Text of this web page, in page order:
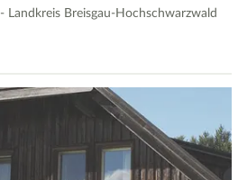
- Landkreis Breisgau-Hochschwarzwald